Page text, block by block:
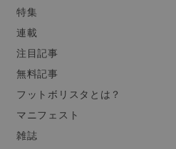
特集
連載
注目記事
無料記事
フットボリスタとは？
マニフェスト
雑誌